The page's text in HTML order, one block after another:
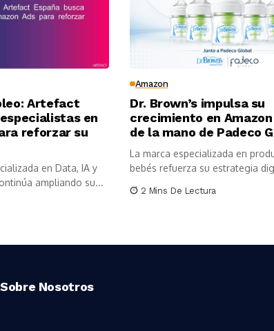
Artefact
en
reforzar su
en Data, IA y
ampliando su...
Amazon
Dr. Brown’s impulsa su
crecimiento en Amazon
de la mano de Padeco
La marca especializada en
bebés refuerza su estrategia
2 Mins De Lectura
Sobre Nosotros